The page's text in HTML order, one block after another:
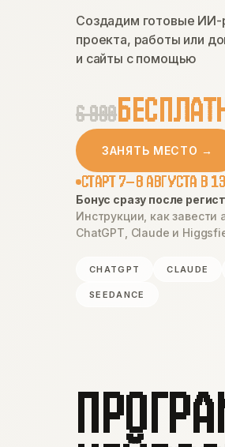
Создадим готовые ИИ-
проекта, работы или
и сайты с помощью
6 900
ЗАНЯТЬ МЕСТО →
СТАРТ 7–8 АВГУСТА В
Бонус сразу после
Инструкции, как
ChatGPT, Claude и
CHATGPT CLAUDE
SEEDANCE